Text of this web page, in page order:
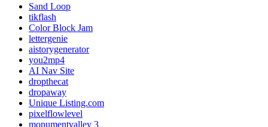
Sand Loop
tikflash
Color Block Jam
lettergenie
aistorygenerator
you2mp4
AI Nav Site
dropthecat
dropaway
Unique Listing.com
pixelflowlevel
monumentvalley 3